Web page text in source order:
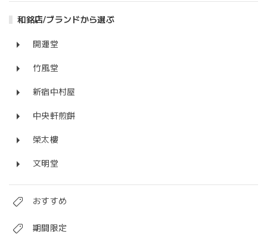
和銘店/ブランドから選ぶ
開運堂
竹風堂
新宿中村屋
中央軒煎餅
榮太樓
文明堂
おすすめ
期間限定